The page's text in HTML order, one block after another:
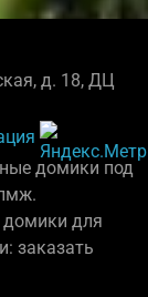
д. 18, ДЦ
домики под
домики для
заказать